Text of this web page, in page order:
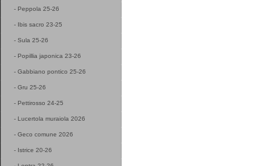
- Peppola 25-26
- Ibis sacro 23-25
- Sula 25-26
- Popillia japonica 23-26
- Gabbiano pontico 25-26
- Gru 25-26
- Pettirosso 24-25
- Lucertola muraiola 2026
- Geco comune 2026
- Istrice 20-26